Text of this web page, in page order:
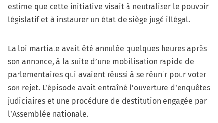
estime que cette initiative visait à neutraliser le pouvoir
législatif et à instaurer un état de siège jugé illégal.
La loi martiale avait été annulée quelques heures après
son annonce, à la suite d’une mobilisation rapide de
parlementaires qui avaient réussi à se réunir pour voter
son rejet. L’épisode avait entraîné l’ouverture d’enquêtes
judiciaires et une procédure de destitution engagée par
l’Assemblée nationale.